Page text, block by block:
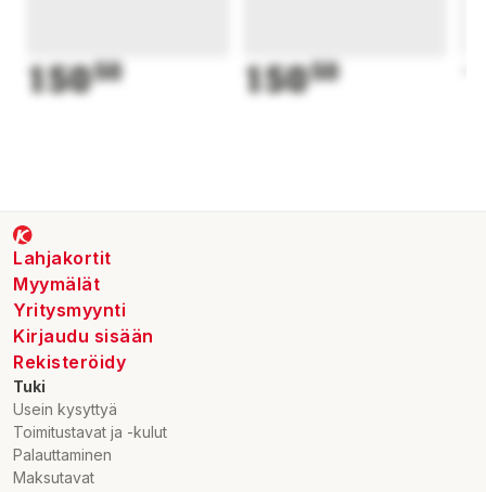
15050 15050
Lahjakortit
Myymälät
Yritysmyynti
Kirjaudu sisään
Rekisteröidy
Tuki
Usein kysyttyä
Toimitustavat ja -kulut
Palauttaminen
Maksutavat